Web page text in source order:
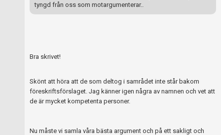
tyngd från oss som motargumenterar..
Bra skrivet!
Skönt att höra att de som deltog i samrådet inte står bakom
föreskriftsförslaget. Jag känner igen några av namnen och vet att
de är mycket kompetenta personer.
Nu måste vi samla våra bästa argument och på ett sakligt och